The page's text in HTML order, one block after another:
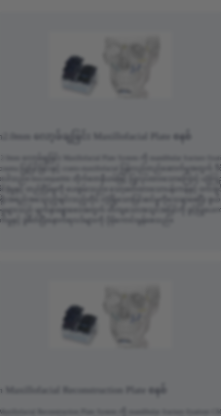
လော့ခ်ချခြင်း Maxillofacial Plate စနစ်
လော့ခ်ချခြင်း Maxillofacial Plate System ကို mandibular fracture
trauma ပြုပြင်ခြင်းနှင့် cranio-maxillofacial ပြန်လည်တည်ဆောက်မှုအတွက် ဒီ
ါသည်။ biocompatible တိုက်တေနီယမ်ဖြင့် ပြုလုပ်ထားသောကြောင့် ယုံက
ခံ့မှုနှင့် တည်ငြိမ်မှုကို ပေးစွမ်းသည်။ သော့ခတ်ထားသောပန်းကန်နှင့် ဝက်အူ
အရည်အသွေးညံ့ဖျင်းသည့်တိုင် လုံခြုံသောပြင်ဆင်မှုကိုသေချာစေပြီး စွယ်စုံ
မှုများသည် မျက်နှာခန္ဓာဗေဒအတွက် တိကျသောအသွင်အပြင်ကို ခွင့်ပြုပေး
မှုနှင့် ခွဲစိတ်ပြီးနောက်ရလဒ်များကို ပိုမိုကောင်းမွန်စေသည်။
Maxillofacial Reconstruction Plate စနစ်
Reconstruction Plate System ကို mandibular fracture fixation၊